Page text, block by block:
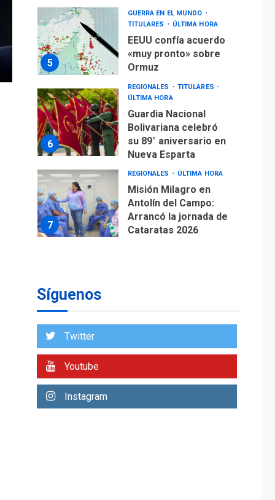
5
GUERRA EN EL MUNDO
TITULARES
ÚLTIMA HORA
EEUU confía acuerdo
«muy pronto» sobre
Ormuz
6
REGIONALES
TITULARES
ÚLTIMA HORA
Guardia Nacional
Bolivariana celebró
su 89° aniversario en
Nueva Esparta
7
REGIONALES ÚLTIMA HORA
Misión Milagro en
Antolín del Campo:
Arrancó la jornada de
Cataratas 2026
1
POLÍTICA
TITULARES
CNP plantea incluir
Síguenos
Twitter
Youtube
Instagram